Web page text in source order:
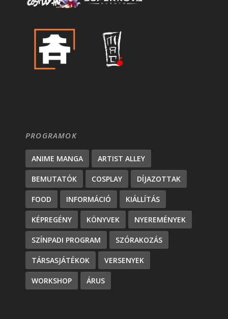
PROGRAMOK
ANIME MANGA ARTIST ALLEY
BEMUTATÓK COSPLAY DÍJAZOTTAK
FOOD INFORMÁCIÓ KIÁLLÍTÁS
KÉPREGÉNY KÖNYVEK NYEREMÉNYEK
SZÍNPADI PROGRAM SZÓRAKOZÁS
TÁRSASJÁTÉKOK VERSENYEK
WORKSHOP ÁRUS